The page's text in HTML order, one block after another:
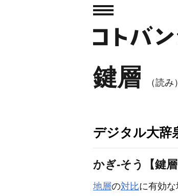
鍵層 （読
デジタル大辞
かぎ‐そう【鍵層
地層の対比に有効な